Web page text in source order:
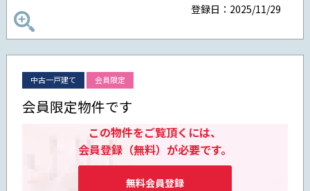
登録日：2025/11/29
中古一戸建て 会員限定
会員限定物件です
この物件をご覧頂くには、
会員登録（無料）が必要です。
無料会員登録